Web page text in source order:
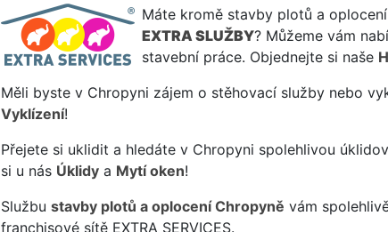
Máte kromě stavby plotů a
EXTRA SLUŽBY? Můžeme vám
stavební práce. Objednejte si naše
Měli byste v Chropyni zájem o stěhovací služby nebo
Vyklízení!
Přejete si uklidit a hledáte v Chropyni spolehlivou
si u nás Úklidya Mytí oken!
Službu stavby plotů a oplocení Chropyně vám
franchisové sítě EXTRA SERVICES.